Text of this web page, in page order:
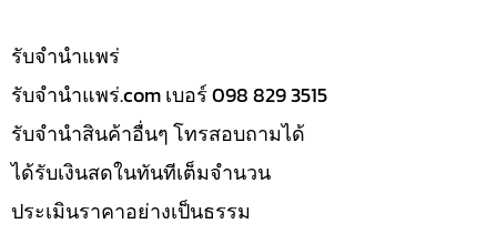
รับจํานำแพร่
รับจํานําแพร่.com เบอร์ 098 829 3515
รับจำนำสินค้าอื่นๆ โทรสอบถามได้
ได้รับเงินสดในทันทีเต็มจำนวน
ประเมินราคาอย่างเป็นธรรม